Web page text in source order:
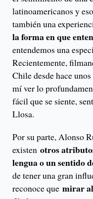
latinoamericanos y
también una
la forma en que
entendemos una
Recientemente,
Chile desde hace
mí ver lo
fácil que se siente,
Llosa.
Por su parte, Alonso
existen otros
lengua o un sentido
de tener una gran
reconoce que mirar